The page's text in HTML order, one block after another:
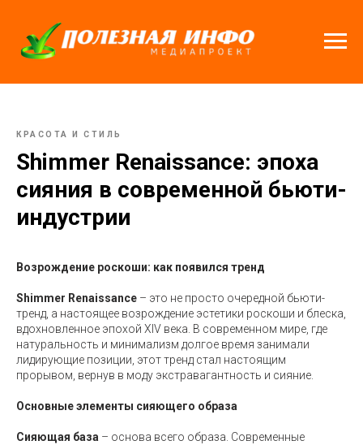
КРАСОТА И СТИЛЬ
Shimmer Renaissance: эпоха
сияния в современной бьюти-
индустрии
Возрождение роскоши: как появился тренд
Shimmer Renaissance – это не просто очередной бьюти-
тренд, а настоящее возрождение эстетики роскоши и блеска,
вдохновленное эпохой XIV века. В современном мире, где
натуральность и минимализм долгое время занимали
лидирующие позиции, этот тренд стал настоящим
прорывом, вернув в моду экстравагантность и сияние.
Основные элементы сияющего образа
Сияющая база – основа всего образа. Современные